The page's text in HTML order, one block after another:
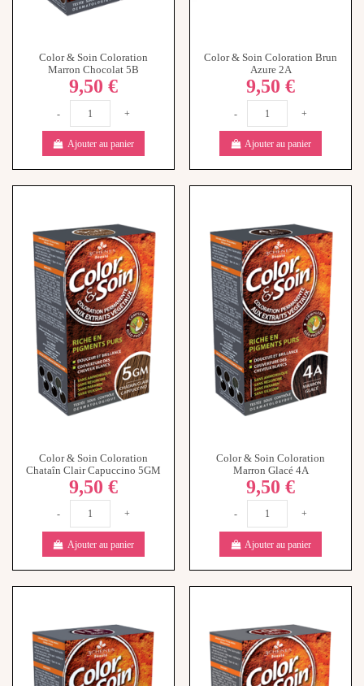
Color & Soin Coloration
Marron Chocolat 5B
9,50 €
- +
Ajouter au panier
Color & Soin Coloration Brun
Azure 2A
9,50 €
- +
Ajouter au panier
Color & Soin Coloration
Chataîn Clair Capuccino 5GM
9,50 €
- +
Ajouter au panier
Color & Soin Coloration
Marron Glacé 4A
9,50 €
- +
Ajouter au panier